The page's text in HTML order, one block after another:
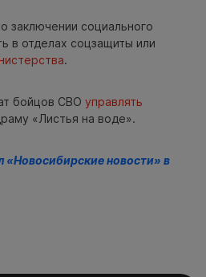
социального
в отделах соцзащиты или
.
бойцов СВО управлять
«Листья на воде».
«Новосибирские новости» в